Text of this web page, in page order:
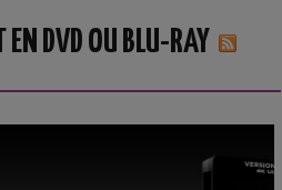
DVD OU BLU-RAY